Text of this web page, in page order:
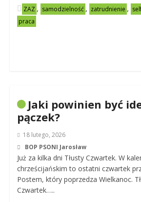
ZAZ , samodzielność , zatrudnienie ,
praca
Jaki powinien być
pączek?
18 lutego, 2026
BOP PSONI Jarosław
Już za kilka dni Tłusty Czwartek. W
chrześcijańskim to ostatni czwartek
Postem, który poprzedza Wielkanoc.
Czwartek…..